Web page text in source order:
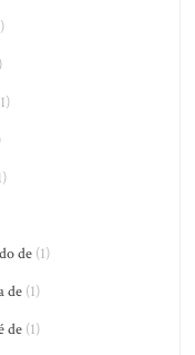
de (1)
de(1)
de(1)